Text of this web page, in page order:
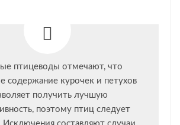
птицеводы отмечают, что
содержание курочек и петухов
получить лучшую
поэтому птиц следует